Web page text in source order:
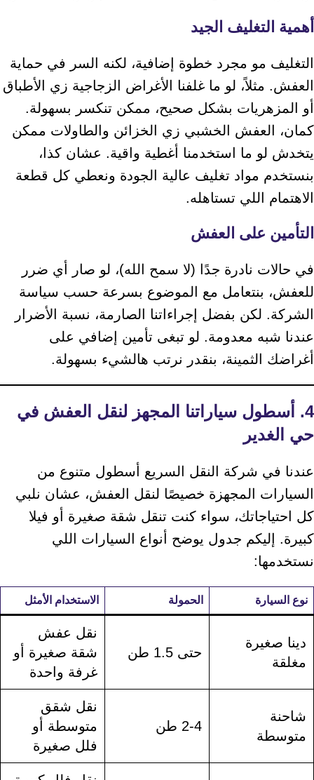
أهمية التغليف الجيد
التغليف مو مجرد خطوة إضافية، لكنه السر في حماية
العفش. مثلاً، لو ما غلفنا الأغراض الزجاجية زي الأطباق
أو المزهريات بشكل صحيح، ممكن تنكسر بسهولة.
كمان، العفش الخشبي زي الخزائن والطاولات ممكن
يتخدش لو ما استخدمنا أغطية واقية. عشان كذا،
بنستخدم مواد تغليف عالية الجودة ونعطي كل قطعة
الاهتمام اللي تستاهله.
التأمين على العفش
في حالات نادرة جدًا (لا سمح الله)، لو صار أي ضرر
للعفش، بنتعامل مع الموضوع بسرعة حسب سياسة
الشركة. لكن بفضل إجراءاتنا الصارمة، نسبة الأضرار
عندنا شبه معدومة. لو تبغى تأمين إضافي على
أغراضك الثمينة، بنقدر نرتب هالشيء بسهولة.
4. أسطول سياراتنا المجهز لنقل العفش في
حي الغدير
عندنا في شركة النقل السريع أسطول متنوع من
السيارات المجهزة خصيصًا لنقل العفش، عشان نلبي
كل احتياجاتك، سواء كنت تنقل شقة صغيرة أو فيلا
كبيرة. إليكم جدول يوضح أنواع السيارات اللي
نستخدمها:
نوع السيارة الحمولة الاستخدام الأمثل
دينا صغيرة
مغلقة
حتى 1.5 طن
نقل عفش
شقة صغيرة أو
غرفة واحدة
شاحنة
متوسطة
2-4 طن
نقل شقق
متوسطة أو
فلل صغيرة